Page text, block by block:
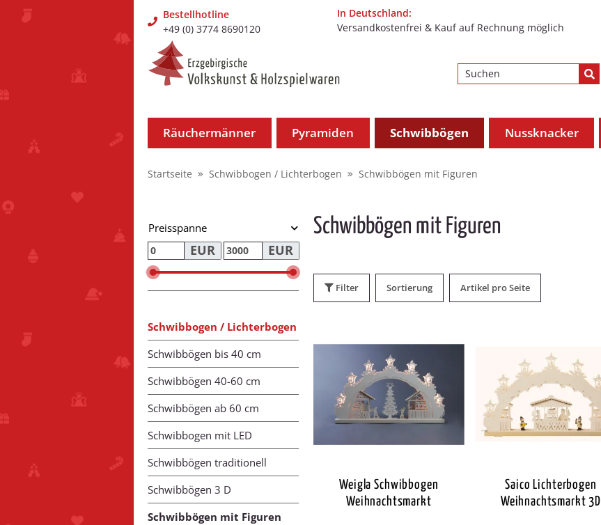
Bestellhotline
+49 (0) 3774 8690120
In Deutschland:
Versandkostenfrei & Kauf auf Rechnung möglich
Räuchermänner Pyramiden Schwibbögen Nussknacker
Startseite Schwibbogen / Lichterbogen Schwibbögen mit Figuren
Schwibbögen mit Figuren
Filter Sortierung Artikel pro Seite
Weigla Schwibbogen
Weihnachtsmarkt
Saico Lichterbogen
Weihnachtsmarkt 3D
Preisspanne
EUR EUR
Schwibbogen / Lichterbogen
Schwibbögen bis 40 cm
Schwibbögen 40-60 cm
Schwibbögen ab 60 cm
Schwibbogen mit LED
Schwibbögen traditionell
Schwibbögen 3 D
Schwibbögen mit Figuren